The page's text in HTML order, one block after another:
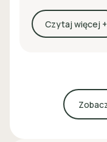
Czytaj więcej +